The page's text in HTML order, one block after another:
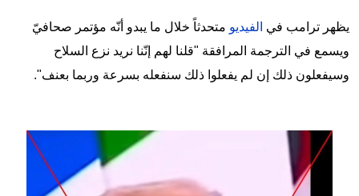
يظهر ترامب في الفيديو متحدثاً خلال ما يبدو أنّه مؤتمر صحافيّ
ويسمع في الترجمة المرافقة "قلنا لهم إنّنا نريد نزع السلاح
وسيفعلون ذلك إن لم يفعلوا ذلك سنفعله بسرعة وربما بعنف".
Image